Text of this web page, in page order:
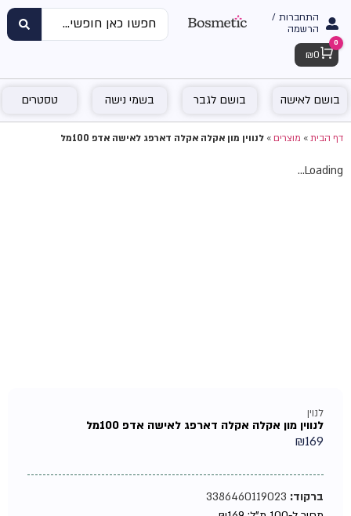
התחברות /
הרשמה
Cart
0
₪ 0
בושם לאישה בושם לגבר בשמי נישה טסטרים
דף הבית»מוצרים»לנווין מון אקלה אקלה דארפג לאישה אדפ 100מל
Loading...
לנוין
לנווין מון אקלה אקלה דארפג לאישה אדפ 100מל
₪169
ברקוד:3386460119023